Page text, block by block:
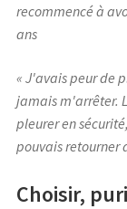
recommencé à
ans
« J'avais peur de
jamais m'arrêter.
pleurer en
pouvais retourner
Choisir,